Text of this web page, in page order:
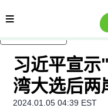
内容分类
习近平宣
湾大选后两
2024.01.05 04:39 EST